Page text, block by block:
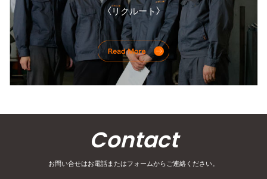
〈リクルート〉
Contact
お問い合せはお電話またはフォームからご連絡ください。